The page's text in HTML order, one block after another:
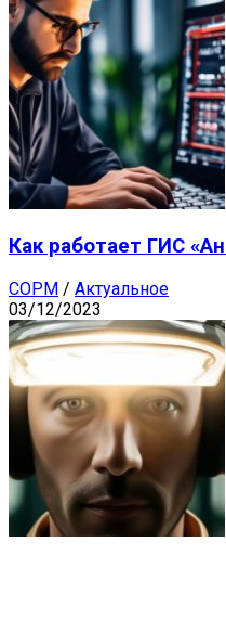
Как работает ГИС
СОРМ / Актуальное
03/12/2023